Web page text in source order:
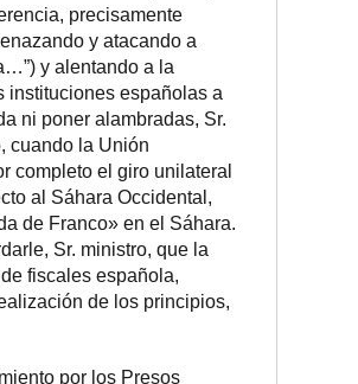
precisamente
y atacando a
y alentando a la
instituciones españolas a
ni poner alambradas, Sr.
cuando la Unión
completo el giro unilateral
al Sáhara Occidental,
de Franco» en el Sáhara.
Sr. ministro, que la
fiscales española,
de los principios,
por los Presos